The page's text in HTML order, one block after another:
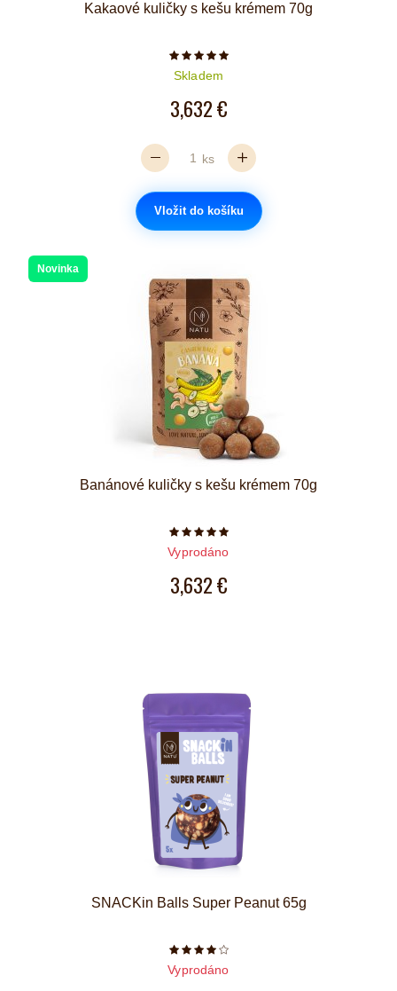
Kakaové kuličky s kešu krémem 70g
Počet hvězdiček je 5 z 5
Skladem
3,632 €
ks
Vložit do košíku
Novinka
Banánové kuličky s kešu krémem 70g
Počet hvězdiček je 5 z 5
Vyprodáno
3,632 €
SNACKin Balls Super Peanut 65g
Počet hvězdiček je 4 z 5
Vyprodáno